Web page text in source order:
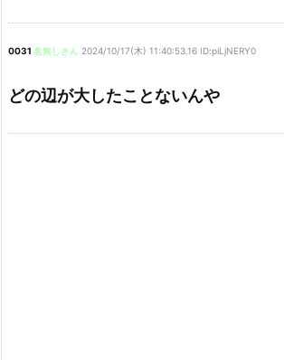
0031 名無しさん 2024/10/17(木) 11:40:53.16 ID:piLjNERY0
どの辺が大したことないんや